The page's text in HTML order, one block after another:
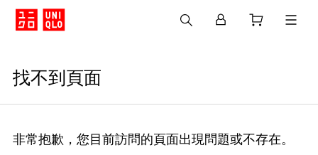
找不到頁面
非常抱歉，您目前訪問的頁面出現問題或不存在。